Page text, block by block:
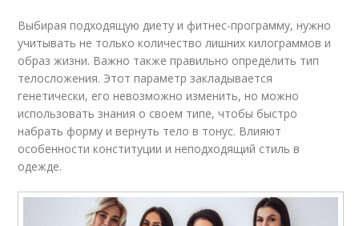
Выбирая подходящую диету и фитнес-программу, нужно
учитывать не только количество лишних килограммов и
образ жизни. Важно также правильно определить тип
телосложения. Этот параметр закладывается
генетически, его невозможно изменить, но можно
использовать знания о своем типе, чтобы быстро
набрать форму и вернуть тело в тонус. Влияют
особенности конституции и неподходящий стиль в
одежде.